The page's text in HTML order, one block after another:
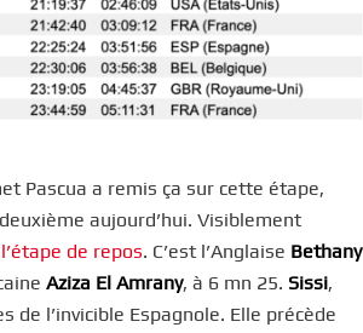
Pascua a remis ça sur cette étape,
aujourd’hui. Visiblement
de repos. C’est l’Anglaise Bethany
Aziza El Amrany, à 6 mn 25. Sissi,
l’invicible Espagnole. Elle précède